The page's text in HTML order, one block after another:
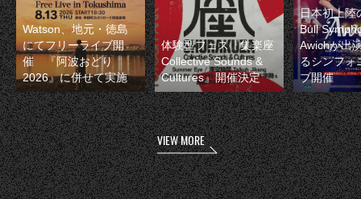
Watson、地元・徳島
にてフリーライブ開
催 『阿波おどり
2026』に併せて実施
体験型フェス『集楽座
Collective Sounds &
Cultures』開催決定
日本初上陸
Bull
Awichが出
るシンフォ
ブ開催
VIEW MORE